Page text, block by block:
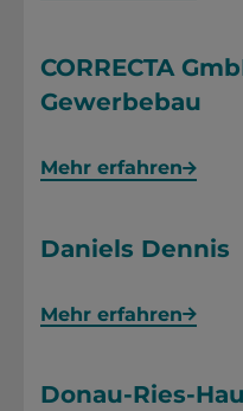
CORRECTA
Gewerbebau
Mehr erfahren
Daniels Dennis
Mehr erfahren
Donau-Ries-